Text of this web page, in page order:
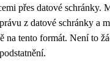
přes datové schránky.
z datové schránky a
na tento formát. Není to